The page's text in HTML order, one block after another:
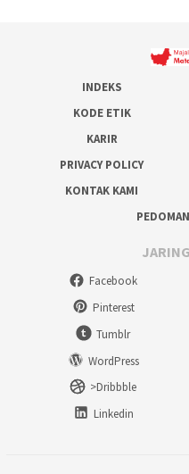
INDEKS
KODE ETIK
KARIR
PRIVACY POLICY
KONTAK KAMI
Facebook
Pinterest
Tumblr
WordPress
>Dribbble
Linkedin